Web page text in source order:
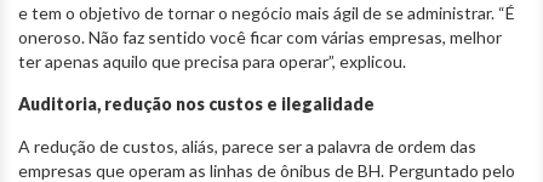
e tem o objetivo de tornar o negócio mais ágil de se administrar. “É
oneroso. Não faz sentido você ficar com várias empresas, melhor
ter apenas aquilo que precisa para operar”, explicou.
Auditoria, redução nos custos e ilegalidade
A redução de custos, aliás, parece ser a palavra de ordem das
empresas que operam as linhas de ônibus de BH. Perguntado pelo